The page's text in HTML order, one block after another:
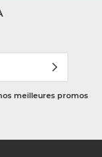
meilleures promos